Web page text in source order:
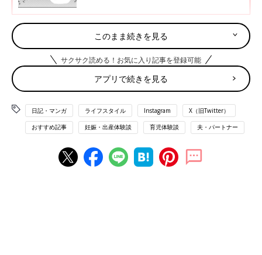
で夫と４人暮らし。書籍では初めての妊娠で
「妊娠糖尿病」の検査に引っかかってしまった
話や、母乳育児について悩んだ体験を描いてい
ます。インタビュー前編【妊娠・出産編】で
は、てらいさんが「妊娠糖尿病」の検査から出
産後、「母乳」が出ない問題…。「母乳が1番！」か
らの解放。
■ 『母乳が出ない…！』①
助産師さんの教えを試しても母乳が全然出ない！
このまま続きを見る
サクサク読める！お気に入り記事を登録可能
アプリで続きを見る
日記・マンガ ライフスタイル Instagram X（旧Twitter）
おすすめ記事 妊娠・出産体験談 育児体験談 夫・パートナー